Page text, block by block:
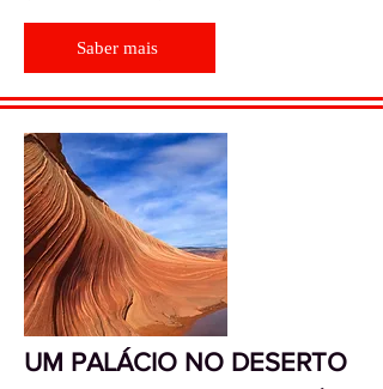
Saber mais
UM PALÁCIO NO DESERTO